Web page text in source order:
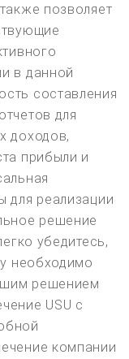
позволяет
в данной
составления
для
доходов,
прибыли и
для реализации
решение
убедитесь,
необходимо
решением
USU с
компании